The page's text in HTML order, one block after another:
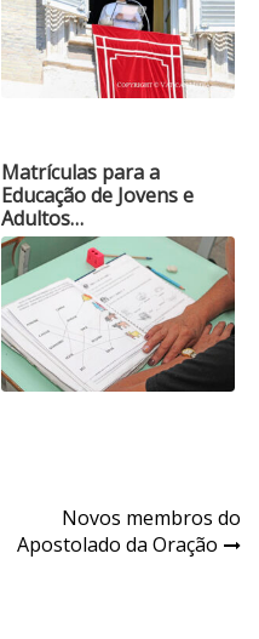
Matrículas para a
Educação de Jovens e
Adultos…
Novos membros do
Apostolado da Oração